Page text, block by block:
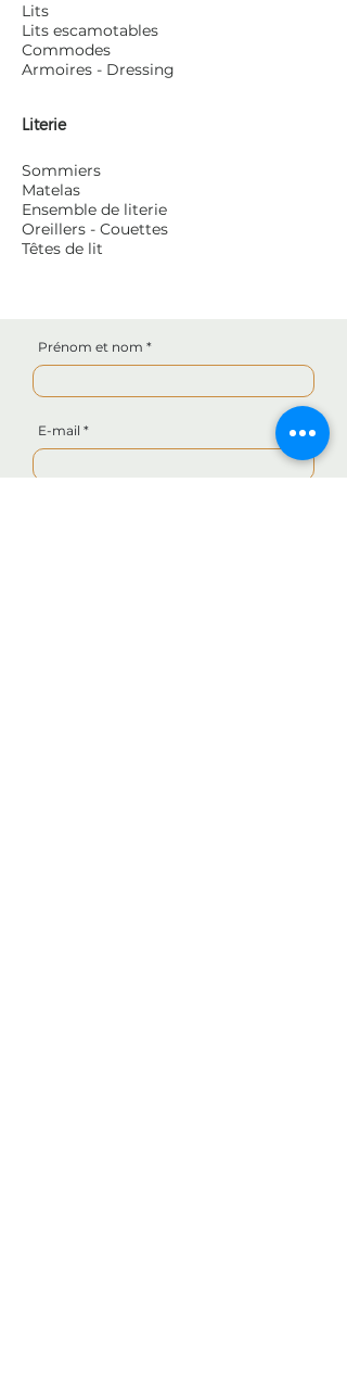
Lits
Lits escamotables
Commodes
Armoires - Dressing
Literie
Sommiers
Matelas
Ensemble de literie
Oreillers - Couettes
Têtes de lit
Prénom et nom
E-mail